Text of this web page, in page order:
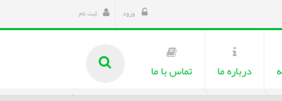
ورود ثبت نام
درباره ما تماس با ما